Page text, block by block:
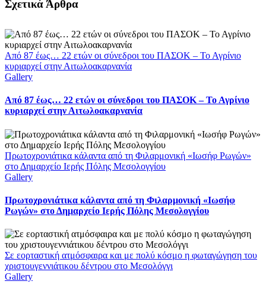
Facebook
X
LinkedIn
WhatsApp
Email
Σχετικά Άρθρα
Από 87 έως… 22 ετών οι σύνεδροι του ΠΑΣΟΚ – Το Αγρίνιο
κυριαρχεί στην Αιτωλοακαρνανία
Gallery
Από 87 έως… 22 ετών οι σύνεδροι του ΠΑΣΟΚ – Το Αγρίνιο
κυριαρχεί στην Αιτωλοακαρνανία
Πρωτοχρονιάτικα κάλαντα από τη Φιλαρμονική «Ιωσήφ Ρωγών»
στο Δημαρχείο Ιερής Πόλης Μεσολογγίου
Gallery
Πρωτοχρονιάτικα κάλαντα από τη Φιλαρμονική «Ιωσήφ
Ρωγών» στο Δημαρχείο Ιερής Πόλης Μεσολογγίου
Σε εορταστική ατμόσφαιρα και με πολύ κόσμο η φωταγώγηση του
χριστουγεννιάτικου δέντρου στο Μεσολόγγι
Gallery